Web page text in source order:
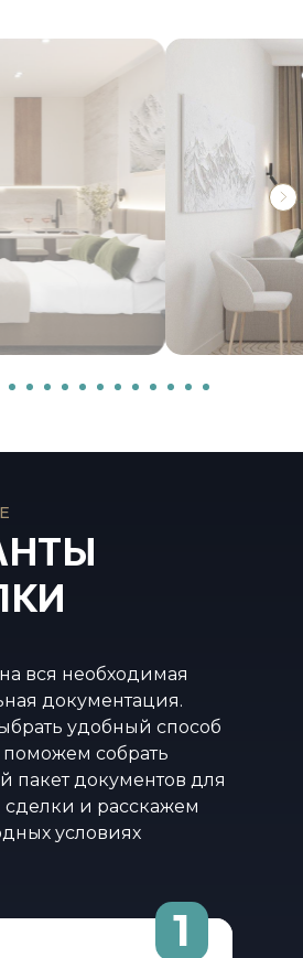
вся необходимая
документация.
удобный способ
собрать
пакет документов для
и расскажем
условиях
1